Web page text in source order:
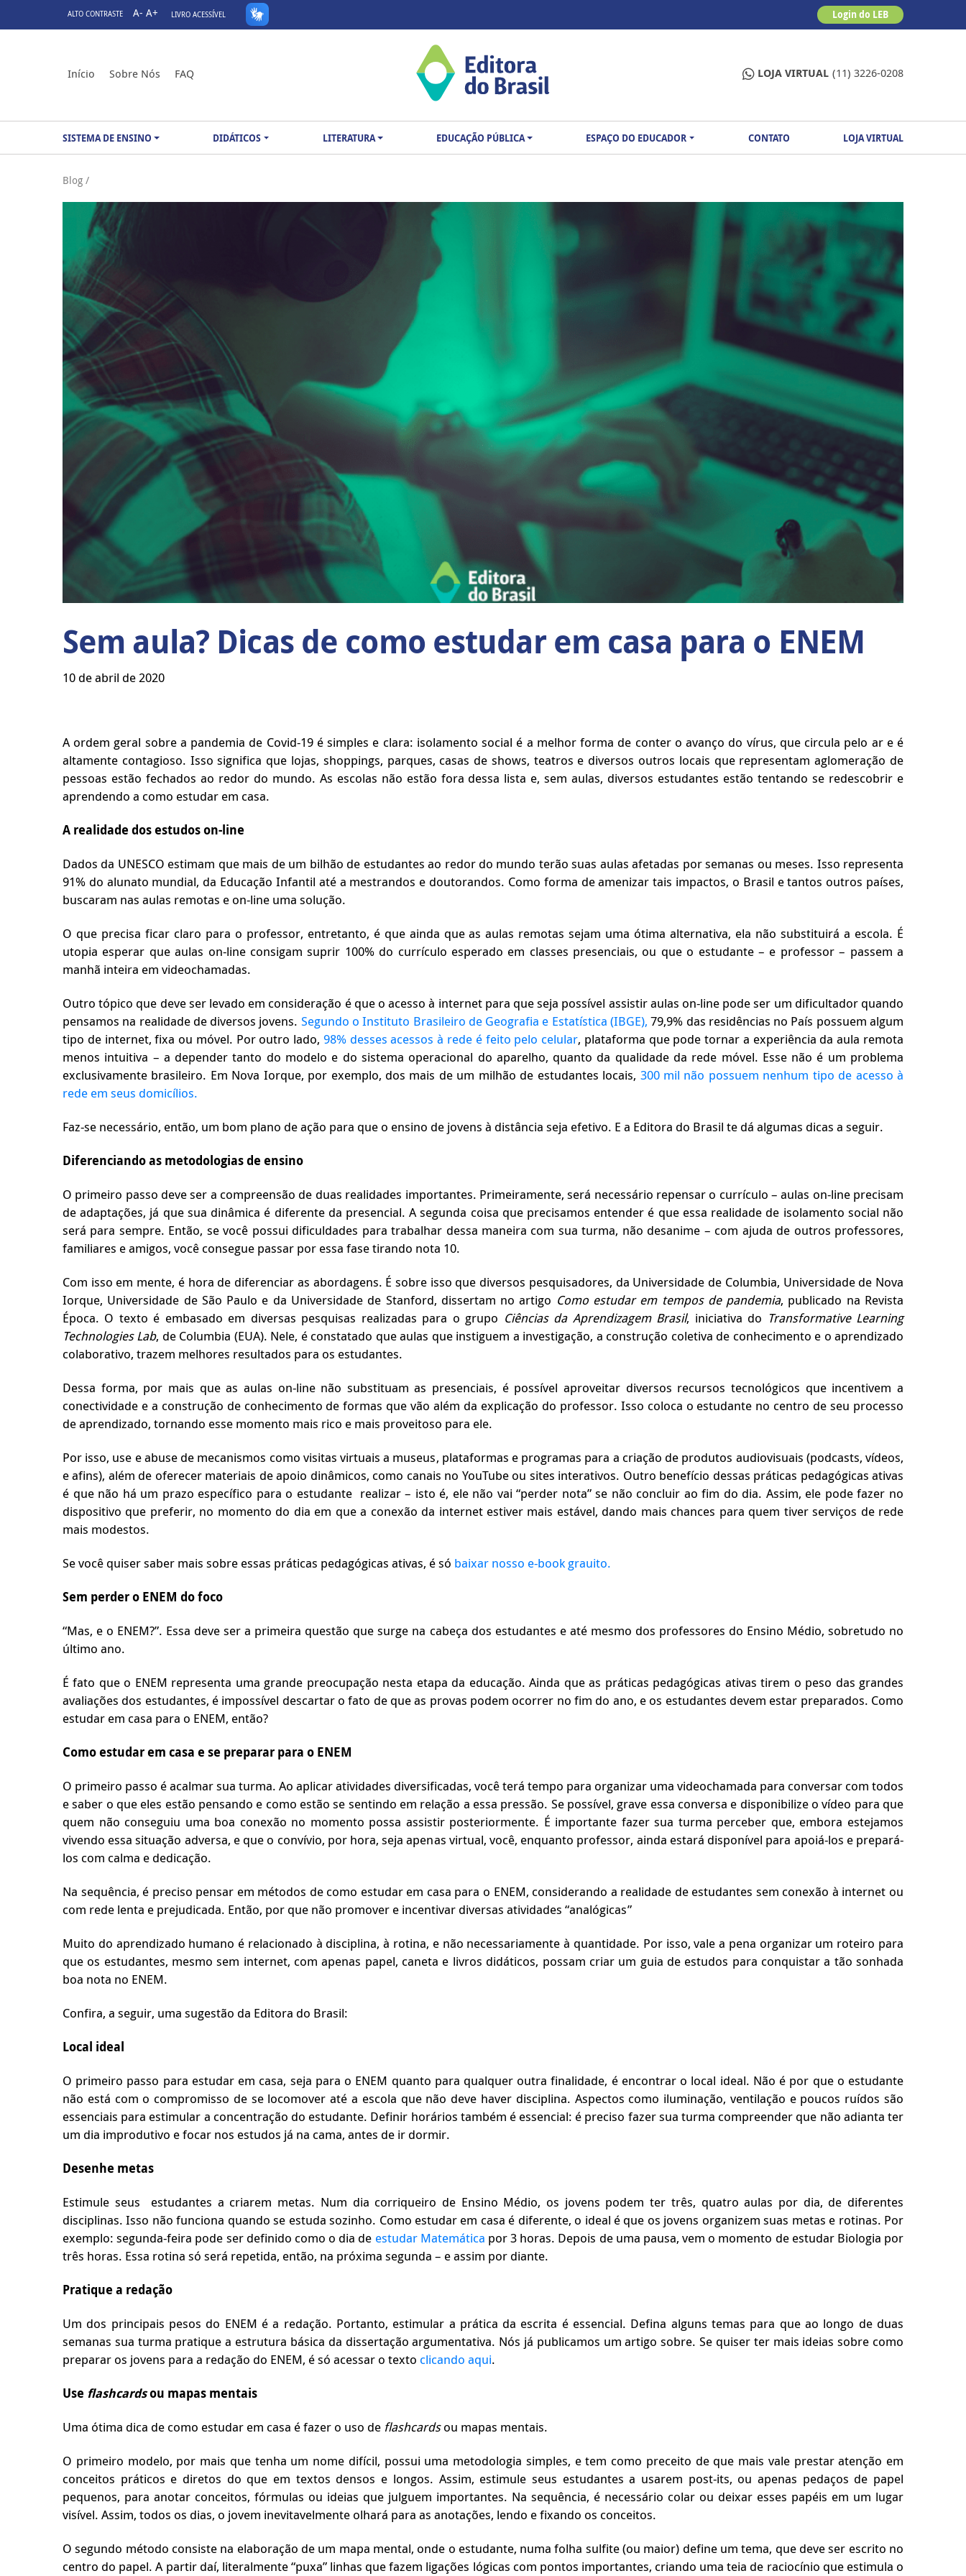
ALTO CONTRASTE A- A+ LIVRO ACESSÍVEL Login do LEB
Início Sobre Nós FAQ LOJA VIRTUAL (11) 3226-0208
SISTEMA DE ENSINO DIDÁTICOS LITERATURA EDUCAÇÃO PÚBLICA ESPAÇO DO EDUCADOR CONTATO LOJA VIRTUAL
Blog /
Sem aula? Dicas de como estudar em casa para o ENEM
10 de abril de 2020
A ordem geral sobre a pandemia de Covid-19 é simples e clara: isolamento social é a melhor forma de conter o avanço do vírus, que circula pelo ar e é
altamente contagioso. Isso significa que lojas, shoppings, parques, casas de shows, teatros e diversos outros locais que representam aglomeração de
pessoas estão fechados ao redor do mundo. As escolas não estão fora dessa lista e, sem aulas, diversos estudantes estão tentando se redescobrir e
aprendendo a como estudar em casa.
A realidade dos estudos on-line
Dados da UNESCO estimam que mais de um bilhão de estudantes ao redor do mundo terão suas aulas afetadas por semanas ou meses. Isso representa
91% do alunato mundial, da Educação Infantil até a mestrandos e doutorandos. Como forma de amenizar tais impactos, o Brasil e tantos outros países,
buscaram nas aulas remotas e on-line uma solução.
O que precisa ficar claro para o professor, entretanto, é que ainda que as aulas remotas sejam uma ótima alternativa, ela não substituirá a escola. É
utopia esperar que aulas on-line consigam suprir 100% do currículo esperado em classes presenciais, ou que o estudante – e professor – passem a
manhã inteira em videochamadas.
Outro tópico que deve ser levado em consideração é que o acesso à internet para que seja possível assistir aulas on-line pode ser um dificultador quando
pensamos na realidade de diversos jovens. Segundo o Instituto Brasileiro de Geografia e Estatística (IBGE), 79,9% das residências no País possuem algum
tipo de internet, fixa ou móvel. Por outro lado, 98% desses acessos à rede é feito pelo celular, plataforma que pode tornar a experiência da aula remota
menos intuitiva – a depender tanto do modelo e do sistema operacional do aparelho, quanto da qualidade da rede móvel. Esse não é um problema
exclusivamente brasileiro. Em Nova Iorque, por exemplo, dos mais de um milhão de estudantes locais, 300 mil não possuem nenhum tipo de acesso à
rede em seus domicílios.
Faz-se necessário, então, um bom plano de ação para que o ensino de jovens à distância seja efetivo. E a Editora do Brasil te dá algumas dicas a seguir.
Diferenciando as metodologias de ensino
O primeiro passo deve ser a compreensão de duas realidades importantes. Primeiramente, será necessário repensar o currículo – aulas on-line precisam
de adaptações, já que sua dinâmica é diferente da presencial. A segunda coisa que precisamos entender é que essa realidade de isolamento social não
será para sempre. Então, se você possui dificuldades para trabalhar dessa maneira com sua turma, não desanime – com ajuda de outros professores,
familiares e amigos, você consegue passar por essa fase tirando nota 10.
Com isso em mente, é hora de diferenciar as abordagens. É sobre isso que diversos pesquisadores, da Universidade de Columbia, Universidade de Nova
Iorque, Universidade de São Paulo e da Universidade de Stanford, dissertam no artigo Como estudar em tempos de pandemia, publicado na Revista
Época. O texto é embasado em diversas pesquisas realizadas para o grupo Ciências da Aprendizagem Brasil, iniciativa do Transformative Learning
Technologies Lab, de Columbia (EUA). Nele, é constatado que aulas que instiguem a investigação, a construção coletiva de conhecimento e o aprendizado
colaborativo, trazem melhores resultados para os estudantes.
Dessa forma, por mais que as aulas on-line não substituam as presenciais, é possível aproveitar diversos recursos tecnológicos que incentivem a
conectividade e a construção de conhecimento de formas que vão além da explicação do professor. Isso coloca o estudante no centro de seu processo
de aprendizado, tornando esse momento mais rico e mais proveitoso para ele.
Por isso, use e abuse de mecanismos como visitas virtuais a museus, plataformas e programas para a criação de produtos audiovisuais (podcasts, vídeos,
e afins), além de oferecer materiais de apoio dinâmicos, como canais no YouTube ou sites interativos. Outro benefício dessas práticas pedagógicas ativas
é que não há um prazo específico para o estudante realizar – isto é, ele não vai “perder nota” se não concluir ao fim do dia. Assim, ele pode fazer no
dispositivo que preferir, no momento do dia em que a conexão da internet estiver mais estável, dando mais chances para quem tiver serviços de rede
mais modestos.
Se você quiser saber mais sobre essas práticas pedagógicas ativas, é só baixar nosso e-book grauito.
Sem perder o ENEM do foco
“Mas, e o ENEM?”. Essa deve ser a primeira questão que surge na cabeça dos estudantes e até mesmo dos professores do Ensino Médio, sobretudo no
último ano.
É fato que o ENEM representa uma grande preocupação nesta etapa da educação. Ainda que as práticas pedagógicas ativas tirem o peso das grandes
avaliações dos estudantes, é impossível descartar o fato de que as provas podem ocorrer no fim do ano, e os estudantes devem estar preparados. Como
estudar em casa para o ENEM, então?
Como estudar em casa e se preparar para o ENEM
O primeiro passo é acalmar sua turma. Ao aplicar atividades diversificadas, você terá tempo para organizar uma videochamada para conversar com todos
e saber o que eles estão pensando e como estão se sentindo em relação a essa pressão. Se possível, grave essa conversa e disponibilize o vídeo para que
quem não conseguiu uma boa conexão no momento possa assistir posteriormente. É importante fazer sua turma perceber que, embora estejamos
vivendo essa situação adversa, e que o convívio, por hora, seja apenas virtual, você, enquanto professor, ainda estará disponível para apoiá-los e prepará-
los com calma e dedicação.
Na sequência, é preciso pensar em métodos de como estudar em casa para o ENEM, considerando a realidade de estudantes sem conexão à internet ou
com rede lenta e prejudicada. Então, por que não promover e incentivar diversas atividades “analógicas”
Muito do aprendizado humano é relacionado à disciplina, à rotina, e não necessariamente à quantidade. Por isso, vale a pena organizar um roteiro para
que os estudantes, mesmo sem internet, com apenas papel, caneta e livros didáticos, possam criar um guia de estudos para conquistar a tão sonhada
boa nota no ENEM.
Confira, a seguir, uma sugestão da Editora do Brasil:
Local ideal
O primeiro passo para estudar em casa, seja para o ENEM quanto para qualquer outra finalidade, é encontrar o local ideal. Não é por que o estudante
não está com o compromisso de se locomover até a escola que não deve haver disciplina. Aspectos como iluminação, ventilação e poucos ruídos são
essenciais para estimular a concentração do estudante. Definir horários também é essencial: é preciso fazer sua turma compreender que não adianta ter
um dia improdutivo e focar nos estudos já na cama, antes de ir dormir.
Desenhe metas
Estimule seus estudantes a criarem metas. Num dia corriqueiro de Ensino Médio, os jovens podem ter três, quatro aulas por dia, de diferentes
disciplinas. Isso não funciona quando se estuda sozinho. Como estudar em casa é diferente, o ideal é que os jovens organizem suas metas e rotinas. Por
exemplo: segunda-feira pode ser definido como o dia de estudar Matemática por 3 horas. Depois de uma pausa, vem o momento de estudar Biologia por
três horas. Essa rotina só será repetida, então, na próxima segunda – e assim por diante.
Pratique a redação
Um dos principais pesos do ENEM é a redação. Portanto, estimular a prática da escrita é essencial. Defina alguns temas para que ao longo de duas
semanas sua turma pratique a estrutura básica da dissertação argumentativa. Nós já publicamos um artigo sobre. Se quiser ter mais ideias sobre como
preparar os jovens para a redação do ENEM, é só acessar o texto clicando aqui.
Use flashcardsou mapas mentais
Uma ótima dica de como estudar em casa é fazer o uso de flashcardsou mapas mentais.
O primeiro modelo, por mais que tenha um nome difícil, possui uma metodologia simples, e tem como preceito de que mais vale prestar atenção em
conceitos práticos e diretos do que em textos densos e longos. Assim, estimule seus estudantes a usarem post-its, ou apenas pedaços de papel
pequenos, para anotar conceitos, fórmulas ou ideias que julguem importantes. Na sequência, é necessário colar ou deixar esses papéis em um lugar
visível. Assim, todos os dias, o jovem inevitavelmente olhará para as anotações, lendo e fixando os conceitos.
O segundo método consiste na elaboração de um mapa mental, onde o estudante, numa folha sulfite (ou maior) define um tema, que deve ser escrito no
centro do papel. A partir daí, literalmente “puxa” linhas que fazem ligações lógicas com pontos importantes, criando uma teia de raciocínio que estimula o